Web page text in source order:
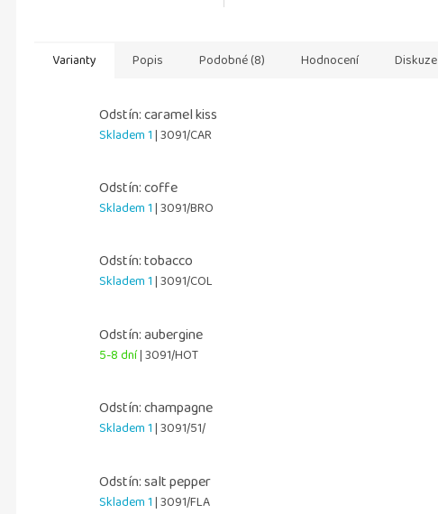
Varianty
Popis Podobné (8) Hodnocení Diskuze
Odstín: caramel kiss
Skladem 1| 3091/CAR
Odstín: coffe
Skladem 1| 3091/BRO
Odstín: tobacco
Skladem 1| 3091/COL
Odstín: aubergine
5-8 dní| 3091/HOT
Odstín: champagne
Skladem 1| 3091/51/
Odstín: salt pepper
Skladem 1| 3091/FLA